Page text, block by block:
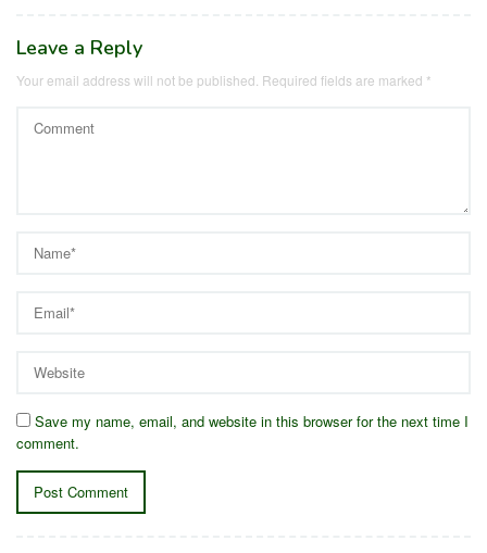
Leave a Reply
Your email address will not be published. Required fields are marked *
Save my name, email, and website in this browser for the next time I
comment.